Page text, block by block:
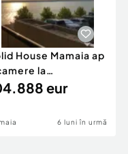
House Mamaia ap
la
Mega
eur
6 luni în urmă